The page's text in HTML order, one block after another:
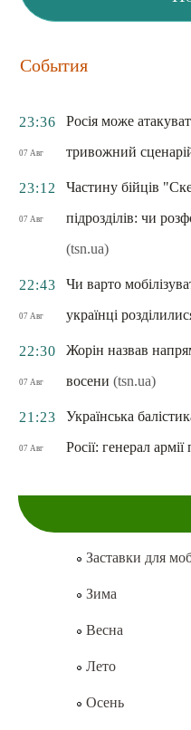
События
23:36
07 Авг
Росія може
тривожний
23:12
07 Авг
Частину бійців
підрозділів: чи
(tsn.ua)
22:43
07 Авг
Чи варто
українці
22:30
07 Авг
Жорін назвав
восени (tsn.ua)
21:23
07 Авг
Українська
Росії: генерал
Заставки для
Зима
Весна
Лето
Осень